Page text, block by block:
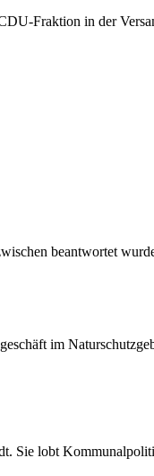
Fraktion in der
beantwortet
im
Sie lobt